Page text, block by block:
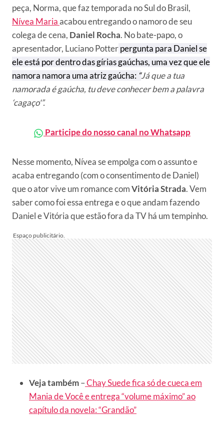
peça, Norma, que faz temporada no Sul do Brasil,
Nívea Mariaacabou entregando o namoro de seu
colega de cena, Daniel Rocha. No bate-papo, o
apresentador, Luciano Potterpergunta para Daniel se
ele está por dentro das gírias gaúchas, uma vez que ele
namora namora uma atriz gaúcha: “Já que a tua
namorada é gaúcha, tu deve conhecer bem a palavra
‘cagaço'”.
Participe do nosso canal no Whatsapp
Nesse momento, Nívea se empolga com o assunto e
acaba entregando (com o consentimento de Daniel)
que o ator vive um romance comVitória Strada. Vem
saber como foi essa entrega e o que andam fazendo
Daniel e Vitória que estão fora da TV há um tempinho.
Veja também–Chay Suede fica só de cueca em
Mania de Você e entrega “volume máximo” ao
capítulo da novela: “Grandão”